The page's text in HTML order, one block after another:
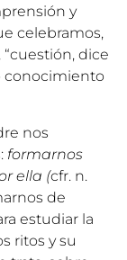
y
celebramos,
dice
conocimiento
nos
formarnos
ella (cfr. n.
de
estudiar la
ritos y su